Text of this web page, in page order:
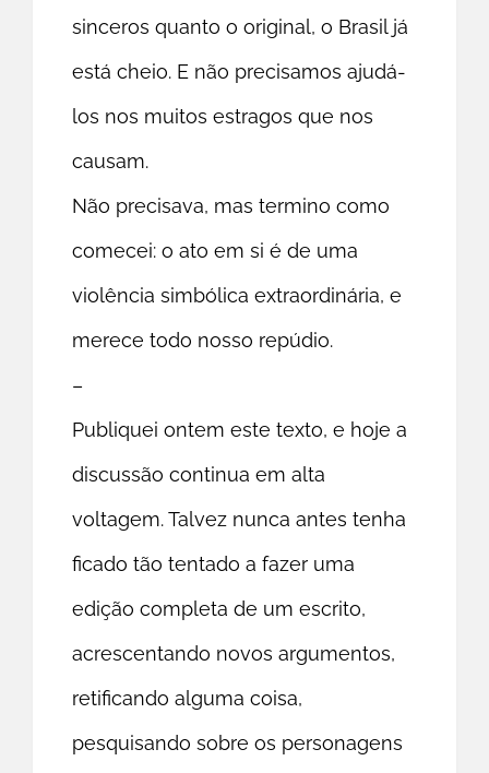
sinceros quanto o original, o Brasil já
está cheio. E não precisamos ajudá-
los nos muitos estragos que nos
causam.
Não precisava, mas termino como
comecei: o ato em si é de uma
violência simbólica extraordinária, e
merece todo nosso repúdio.
–
Publiquei ontem este texto, e hoje a
discussão continua em alta
voltagem. Talvez nunca antes tenha
ficado tão tentado a fazer uma
edição completa de um escrito,
acrescentando novos argumentos,
retificando alguma coisa,
pesquisando sobre os personagens